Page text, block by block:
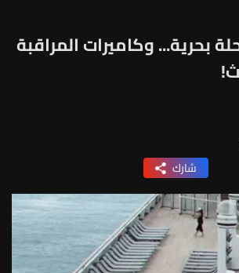
بحرية... وكاميرات المراقبة
شارك